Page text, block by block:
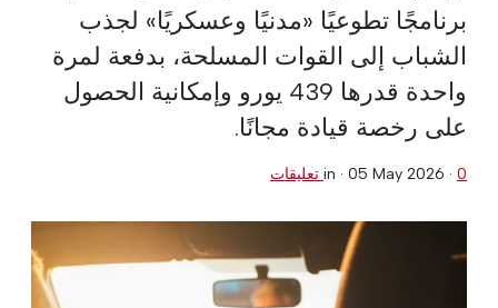
برنامجًا تطوعيًا «مدنيًا وعسكريًا» لجذب
الشباب إلى القوات المسلحة، بدفعة لمرة
واحدة قدرها 439 يورو وإمكانية الحصول
على رخصة قيادة مجانًا.
in · 05 May 2026 · 0 تعليقات